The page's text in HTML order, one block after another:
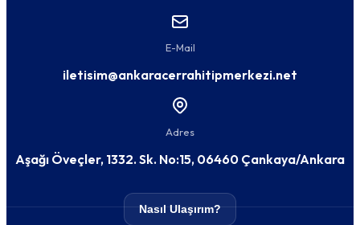
E-Mail
iletisim@ankaracerrahitipmerkezi.net
Adres
Aşağı Öveçler, 1332. Sk. No:15, 06460 Çankaya/Ankara
Nasıl Ulaşırım?